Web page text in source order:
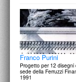
Franco Purini
Progetto per 12
sede della Ferruzzi
1991